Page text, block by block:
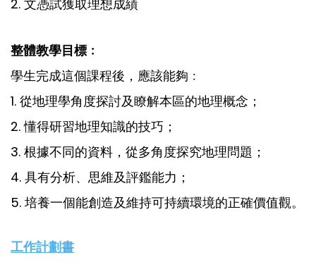
2. 文憑試獲取理想成績
整體教學目標﹕
學生完成這個課程後，應該能夠﹕
1. 從地理學角度探討及瞭解本區的地理概念；
2. 懂得研習地理知識的技巧；
3. 根據不同的資料，從多角度探究地理問題；
4. 具有分析、思維及評鑑能力；
5. 培養一個能創造及維持可持續環境的正確價值觀。
工作計劃書